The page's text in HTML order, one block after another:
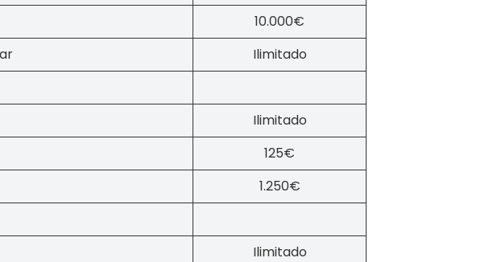
a apólice que se aplica à sua viagem
Sociais
10.000€
Ilimitado
Ilimitado
125€
1.250€
Ilimitado